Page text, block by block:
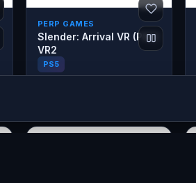
PERP GAMES
Slender: Arrival VR (PS5)
VR2
PS5